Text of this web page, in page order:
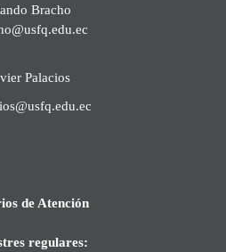
Bracho
Palacios
de Atención
regulares: